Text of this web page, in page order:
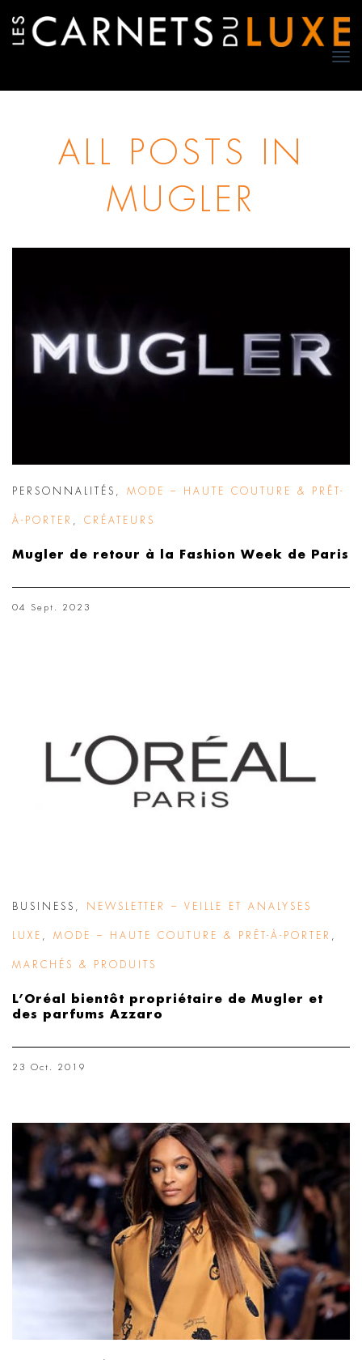
ALL POSTS IN
MUGLER
PERSONNALITÉS MODE – HAUTE COUTURE & PRÊT-
À-PORTER CRÉATEURS
Mugler de retour à la Fashion Week de Paris
04 Sept. 2023
BUSINESS NEWSLETTER – VEILLE ET ANALYSES
LUXE MODE – HAUTE COUTURE & PRÊT-À-PORTER
MARCHÉS & PRODUITS
L’Oréal bientôt propriétaire de Mugler et
des parfums Azzaro
23 Oct. 2019